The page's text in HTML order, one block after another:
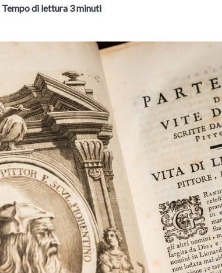
Tempo di lettura 3 minuti